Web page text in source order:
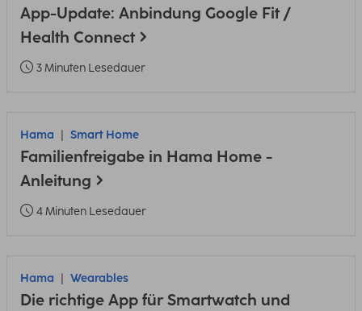
App-Update: Anbindung Google Fit /
Health Connect
3 Minuten Lesedauer
Hama Smart Home
Familienfreigabe in Hama Home -
Anleitung
4 Minuten Lesedauer
Hama Wearables
Die richtige App für Smartwatch und